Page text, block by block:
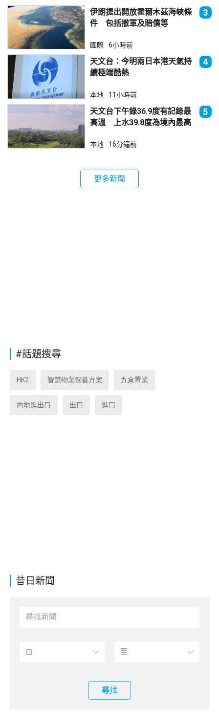
昔日新聞
尋找
伊朗提出開放霍爾木茲海峽條
件 包括撤軍及賠償等
3
國際 6小時前
天文台：今明兩日本港天氣持
續極端酷熱
4
本地 11小時前
天文台下午錄36.9度有記錄最
高溫 上水39.8度為境內最高
5
本地 16分鐘前
更多新聞
#話題搜尋
HK2 智慧物業保養方案 九倉置業
內地進出口 出口 進口